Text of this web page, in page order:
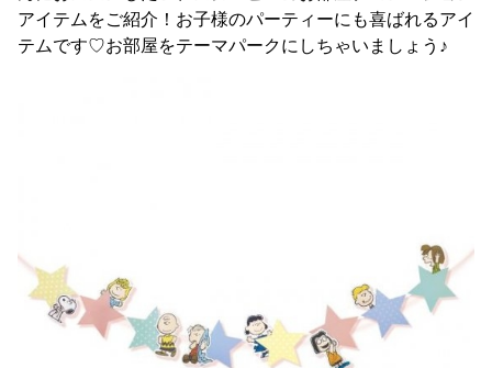
アイテムをご紹介！お子様のパーティーにも喜ばれるアイ
テムです♡お部屋をテーマパークにしちゃいましょう♪